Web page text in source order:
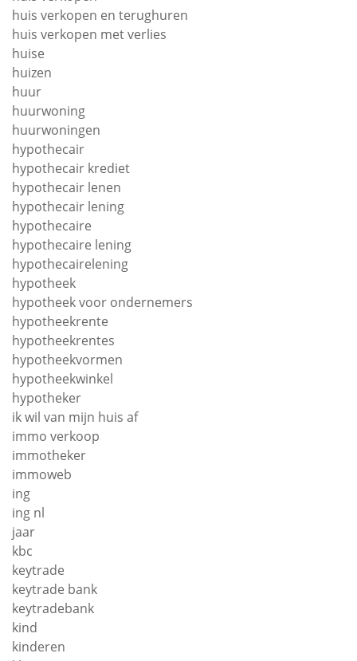
huis verkopen en terughuren
huis verkopen met verlies
huise
huizen
huur
huurwoning
huurwoningen
hypothecair
hypothecair krediet
hypothecair lenen
hypothecair lening
hypothecaire
hypothecaire lening
hypothecairelening
hypotheek
hypotheek voor ondernemers
hypotheekrente
hypotheekrentes
hypotheekvormen
hypotheekwinkel
hypotheker
ik wil van mijn huis af
immo verkoop
immotheker
immoweb
ing
ing nl
jaar
kbc
keytrade
keytrade bank
keytradebank
kind
kinderen